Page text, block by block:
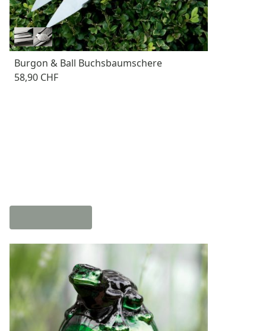
Burgon & Ball Buchsbaumschere
58,90 CHF